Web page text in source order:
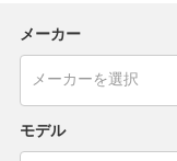
メーカー
モデル